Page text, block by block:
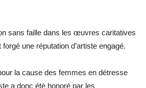
sans faille dans les œuvres caritatives
une réputation d’artiste engagé.
la cause des femmes en détresse
a donc été honoré par les